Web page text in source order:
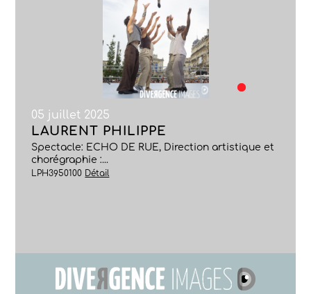
05 juillet 2025
LAURENT PHILIPPE
Spectacle: ECHO DE RUE, Direction artistique et
chorégraphie :...
LPH3950100 Détail